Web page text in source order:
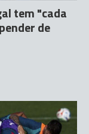
tem "cada
de